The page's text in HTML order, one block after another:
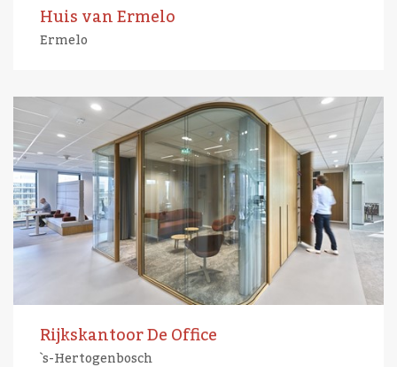
Huis van Ermelo
Ermelo
Rijkskantoor De Office
`s-Hertogenbosch